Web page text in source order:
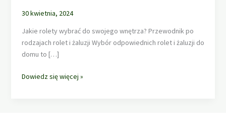
30 kwietnia, 2024
Jakie rolety wybrać do swojego wnętrza? Przewodnik po
rodzajach rolet i żaluzji Wybór odpowiednich rolet i żaluzji do
domu to […]
„Rolety,
Dowiedz się więcej »